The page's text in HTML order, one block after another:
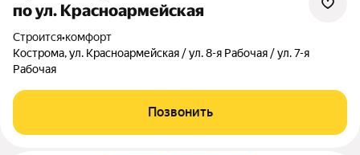
по ул. Красноармейская
Строится•комфорт
Кострома, ул. Красноармейская / ул. 8-я Рабочая / ул. 7-я
Рабочая
Позвонить